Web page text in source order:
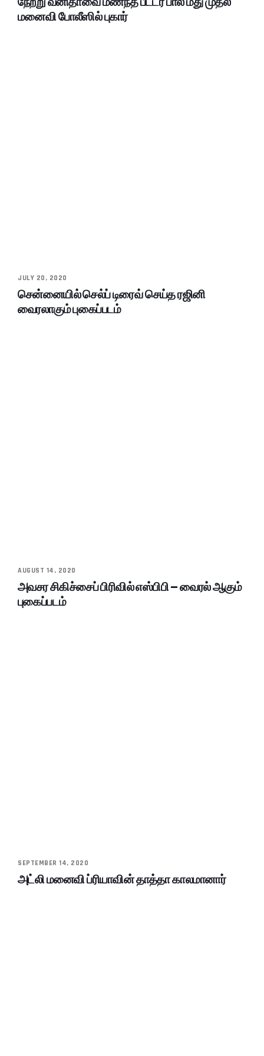
மனைவி போலீஸில் புகார்
JULY 20, 2020
சென்னையில் செல்ப் டிரைவ் செய்த ரஜினி
வைரலாகும் புகைப்படம்
AUGUST 14, 2020
அவசர சிகிச்சைப் பிரிவில் எஸ்பிபி – வைரல் ஆகும்
புகைப்படம்
SEPTEMBER 14, 2020
அட்லி மனைவி ப்ரியாவின் தாத்தா காலமானார்